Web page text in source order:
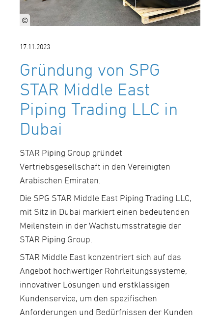
©
17.11.2023
Gründung von SPG
STAR Middle East
Piping Trading LLC in
Dubai
STAR Piping Group gründet
Vertriebsgesellschaft in den Vereinigten
Arabischen Emiraten.
Die SPG STAR Middle East Piping Trading LLC,
mit Sitz in Dubai markiert einen bedeutenden
Meilenstein in der Wachstumsstrategie der
STAR Piping Group.
STAR Middle East konzentriert sich auf das
Angebot hochwertiger Rohrleitungssysteme,
innovativer Lösungen und erstklassigen
Kundenservice, um den spezifischen
Anforderungen und Bedürfnissen der Kunden